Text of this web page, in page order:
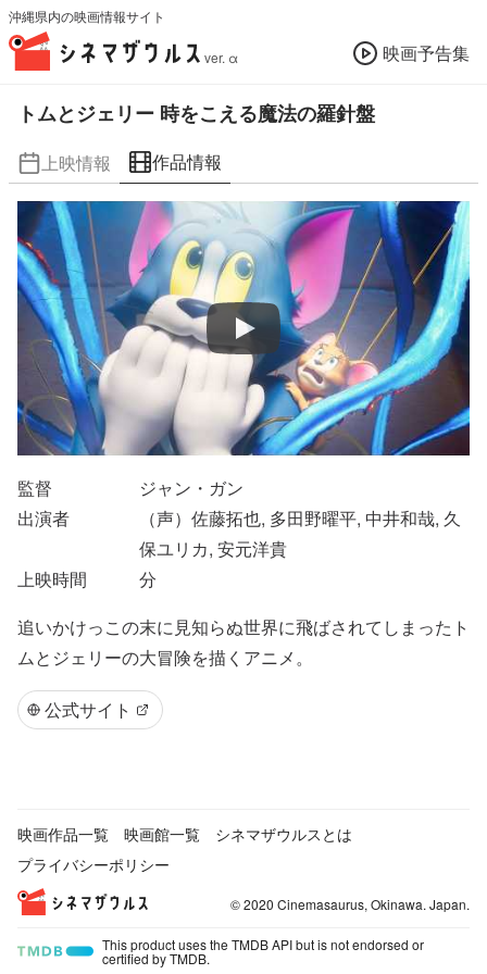
沖縄県内の映画情報サイト
ver. α 映画予告集
トムとジェリー 時をこえる魔法の羅針盤
上映情報 作品情報
監督
ジャン・ガン
出演者
（声）佐藤拓也, 多田野曜平, 中井和哉, 久
保ユリカ, 安元洋貴
上映時間
分
追いかけっこの末に見知らぬ世界に飛ばされてしまったト
ムとジェリーの大冒険を描くアニメ。
公式サイト
映画作品一覧 映画館一覧
シネマザウルスとは
プライバシーポリシー
© 2020 Cinemasaurus, Okinawa. Japan.
This product uses the TMDB API but is not endorsed or
certified by TMDB.